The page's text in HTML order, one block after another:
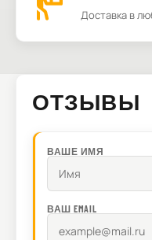
Доставка в
ОТЗЫВЫ
ВАШЕ ИМЯ
ВАШ EMAIL